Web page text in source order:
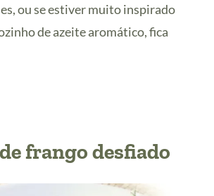
ou se estiver muito inspirado
de azeite aromático, fica
frango desfiado